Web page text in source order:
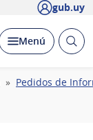
gub.uy
Desplegar
Menú Abrir
Pedidos de